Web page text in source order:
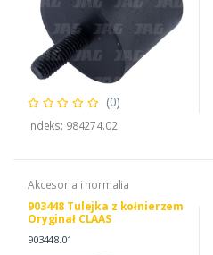
(0)
Indeks: 984274.02
Akcesoria i normalia
903448 Tulejka z kołnierzem
Oryginał CLAAS
903448.01